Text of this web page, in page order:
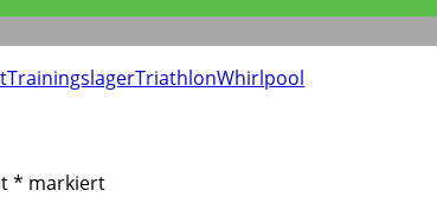
TrainingslagerTriathlonWhirlpool
* markiert